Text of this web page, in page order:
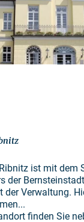
ist mit dem
der
der Verwaltung.
finden Sie